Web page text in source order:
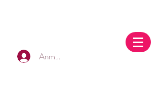
Anmelden